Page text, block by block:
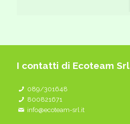
I contatti di Ecoteam Srl
089/301648
800821671
info@ecoteam-srl.it